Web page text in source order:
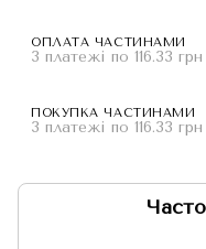
ОПЛАТА ЧАСТИНАМИ
3 платежі по 116.33 грн
ПОКУПКА ЧАСТИНАМИ
3 платежі по 116.33 грн